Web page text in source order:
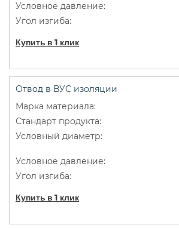
Купить в 1 клик
Отвод в ВУС изоляции
Купить в 1 клик